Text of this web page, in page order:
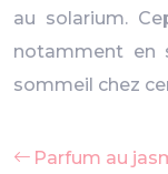
au solarium.
notamment en
sommeil chez
Parfum au